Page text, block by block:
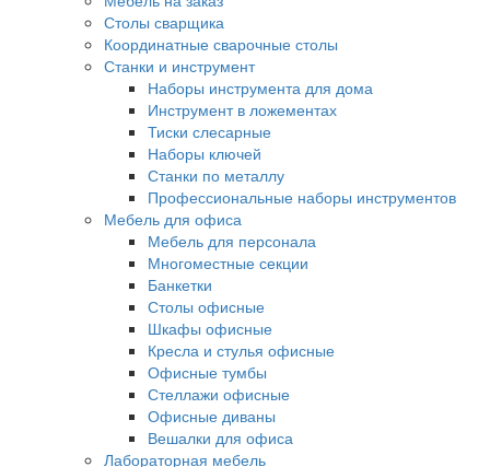
Столы сварщика
Координатные сварочные столы
Станки и инструмент
Наборы инструмента для дома
Инструмент в ложементах
Тиски слесарные
Наборы ключей
Станки по металлу
Профессиональные наборы инструментов
Мебель для офиса
Мебель для персонала
Многоместные секции
Банкетки
Столы офисные
Шкафы офисные
Кресла и стулья офисные
Офисные тумбы
Стеллажи офисные
Офисные диваны
Вешалки для офиса
Лабораторная мебель